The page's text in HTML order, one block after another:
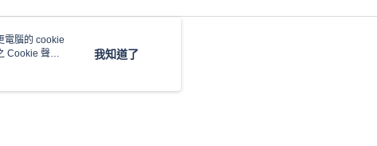
電腦的 cookie
Cookie 聲明
我知道了